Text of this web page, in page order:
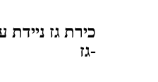
כירת גז
-גז